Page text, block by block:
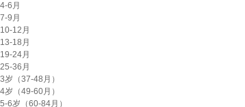
4-6月
7-9月
10-12月
13-18月
19-24月
25-36月
3岁（37-48月）
4岁（49-60月）
5-6岁（60-84月）